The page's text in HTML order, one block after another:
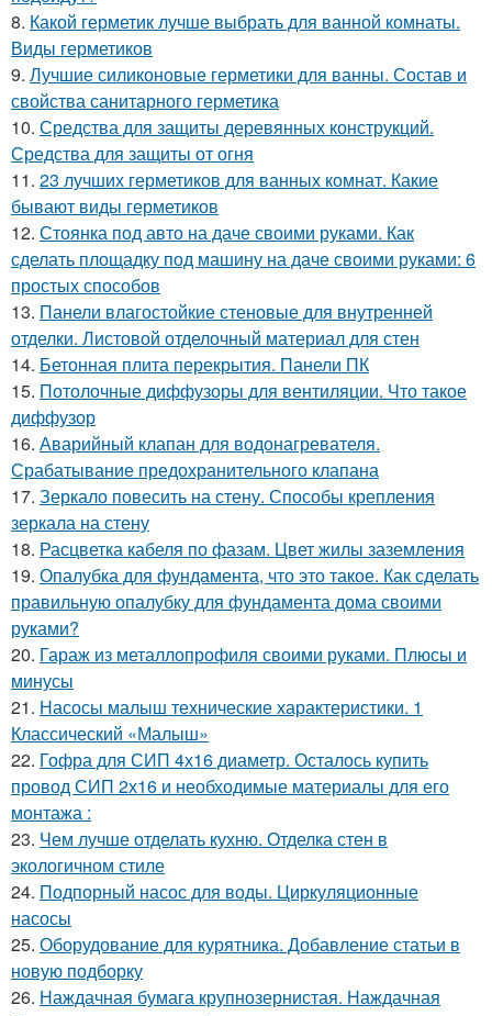
8. Какой герметик лучше выбрать для ванной комнаты.
Виды герметиков
9. Лучшие силиконовые герметики для ванны. Состав и
свойства санитарного герметика
10. Средства для защиты деревянных конструкций.
Средства для защиты от огня
11. 23 лучших герметиков для ванных комнат. Какие
бывают виды герметиков
12. Стоянка под авто на даче своими руками. Как
сделать площадку под машину на даче своими руками: 6
простых способов
13. Панели влагостойкие стеновые для внутренней
отделки. Листовой отделочный материал для стен
14. Бетонная плита перекрытия. Панели ПК
15. Потолочные диффузоры для вентиляции. Что такое
диффузор
16. Аварийный клапан для водонагревателя.
Срабатывание предохранительного клапана
17. Зеркало повесить на стену. Способы крепления
зеркала на стену
18. Расцветка кабеля по фазам. Цвет жилы заземления
19. Опалубка для фундамента, что это такое. Как сделать
правильную опалубку для фундамента дома своими
руками?
20. Гараж из металлопрофиля своими руками. Плюсы и
минусы
21. Насосы малыш технические характеристики. 1
Классический «Малыш»
22. Гофра для СИП 4х16 диаметр. Осталось купить
провод СИП 2х16 и необходимые материалы для его
монтажа :
23. Чем лучше отделать кухню. Отделка стен в
экологичном стиле
24. Подпорный насос для воды. Циркуляционные
насосы
25. Оборудование для курятника. Добавление статьи в
новую подборку
26. Наждачная бумага крупнозернистая. Наждачная